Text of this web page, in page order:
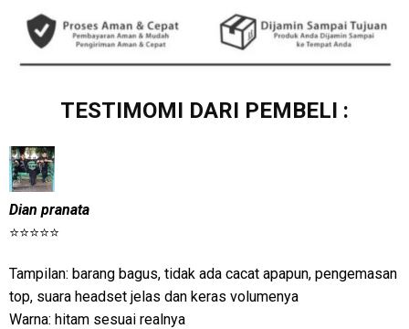
TESTIMOMI DARI PEMBELI :
Dian pranata
⭐⭐⭐⭐⭐
Tampilan: barang bagus, tidak ada cacat apapun, pengemasan
top, suara headset jelas dan keras volumenya
Warna: hitam sesuai realnya